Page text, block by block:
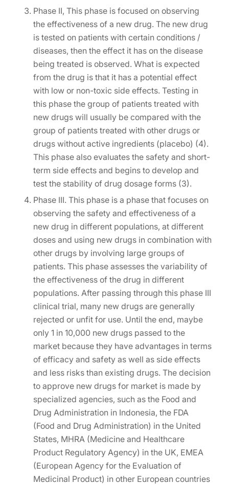
Phase II, This phase is focused on observing
the effectiveness of a new drug. The new drug
is tested on patients with certain conditions /
diseases, then the effect it has on the disease
being treated is observed. What is expected
from the drug is that it has a potential effect
with low or non-toxic side effects. Testing in
this phase the group of patients treated with
new drugs will usually be compared with the
group of patients treated with other drugs or
drugs without active ingredients (placebo) (4).
This phase also evaluates the safety and short-
term side effects and begins to develop and
test the stability of drug dosage forms (3).
Phase III. This phase is a phase that focuses on
observing the safety and effectiveness of a
new drug in different populations, at different
doses and using new drugs in combination with
other drugs by involving large groups of
patients. This phase assesses the variability of
the effectiveness of the drug in different
populations. After passing through this phase III
clinical trial, many new drugs are generally
rejected or unfit for use. Until the end, maybe
only 1 in 10,000 new drugs passed to the
market because they have advantages in terms
of efficacy and safety as well as side effects
and less risks than existing drugs. The decision
to approve new drugs for market is made by
specialized agencies, such as the Food and
Drug Administration in Indonesia, the FDA
(Food and Drug Administration) in the United
States, MHRA (Medicine and Healthcare
Product Regulatory Agency) in the UK, EMEA
(European Agency for the Evaluation of
Medicinal Product) in other European countries